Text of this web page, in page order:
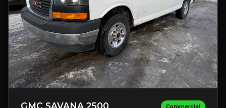
GMC SAVANA 2500 Commercial